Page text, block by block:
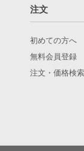
注文
初めての方へ
無料会員登録
注文・価格検索